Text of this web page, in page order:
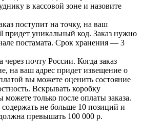
в кассовой зоне и назовите
поступит на точку, на ваш
придет уникальный код. Заказ нужно
постамата. Срок хранения — 3
через почту России. Когда заказ
на ваш адрес придет извещение о
вы можете оценить состояние
Вскрывать коробку
можете только после оплаты заказа.
не больше 10 позиций и
превышать 100 000 р.